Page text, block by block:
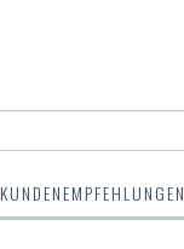
KUNDENEMPFEHLUNGEN